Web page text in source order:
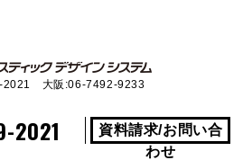
2021 大阪:06-7492-9233
2021
資料請求/お問い合
わせ